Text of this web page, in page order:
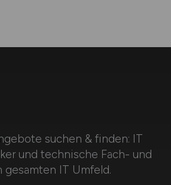
suchen & finden: IT
und technische Fach- und
gesamten IT Umfeld.